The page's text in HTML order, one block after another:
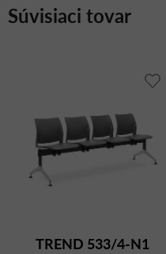
Súvisiaci tovar
TREND 533/4-N1